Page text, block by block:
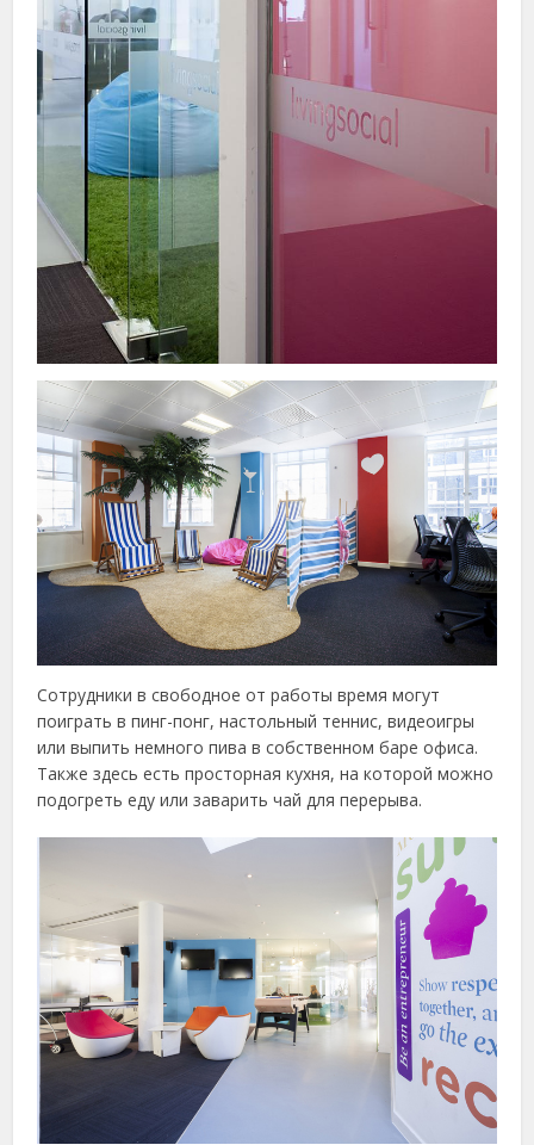
Сотрудники в свободное от работы время могут
поиграть в пинг-понг, настольный теннис, видеоигры
или выпить немного пива в собственном баре офиса.
Также здесь есть просторная кухня, на которой можно
подогреть еду или заварить чай для перерыва.